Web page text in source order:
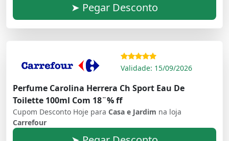
➤ Pegar Desconto
Validade: 15/09/2026
Perfume Carolina Herrera Ch Sport Eau De
Toilette 100ml Com 18¨% ff
Cupom Desconto Hoje para Casa e Jardim na loja
Carrefour